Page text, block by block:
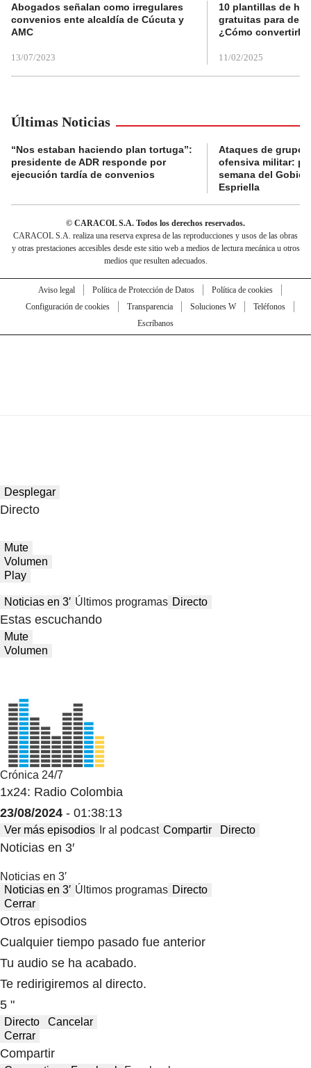
Abogados señalan como irregulares
convenios ente alcaldía de Cúcuta y
AMC
13/07/2023
10 plantillas de
gratuitas para
¿Cómo convertirla
11/02/2025
Últimas Noticias
“Nos estaban haciendo plan tortuga”:
presidente de ADR responde por
ejecución tardía de convenios
Ataques de
ofensiva militar:
semana del
Espriella
© CARACOL S.A. Todos los derechos reservados.
CARACOL S.A. realiza una reserva expresa de las reproducciones y usos de las obras
y otras prestaciones accesibles desde este sitio web a medios de lectura mecánica u otros
medios que resulten adecuados.
Aviso legal Política de Protección de Datos
Política de cookies
Configuración de cookies
Transparencia Soluciones W
Teléfonos
Escríbanos
Desplegar
Directo
Mute
Volumen
Play
Noticias en 3′ Últimos programas Directo
Estas escuchando
Mute
Volumen
Crónica 24/7
1x24: Radio Colombia
23/08/2024 - 01:38:13
Ver más episodios Ir al podcast Compartir Directo
Noticias en 3′
Noticias en 3′
Noticias en 3′ Últimos programas Directo
Cerrar
Otros episodios
Cualquier tiempo pasado fue anterior
Tu audio se ha acabado.
Te redirigiremos al directo.
5 "
Directo
Cancelar
Cerrar
Compartir